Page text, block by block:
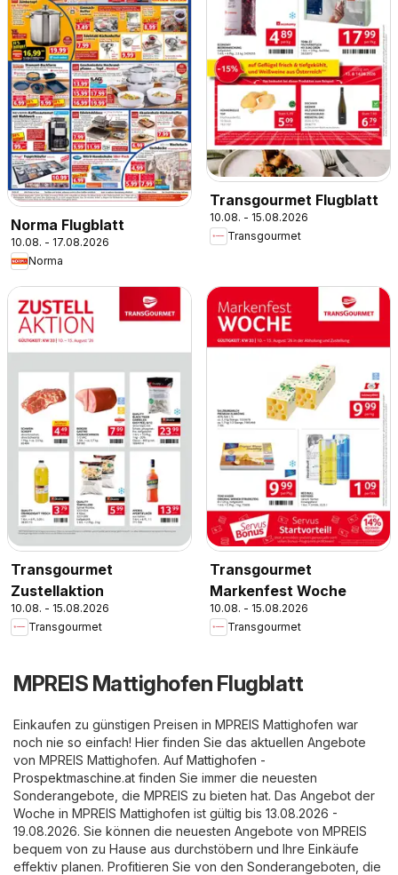
Norma Flugblatt
10.08. - 17.08.2026
Norma
Transgourmet Flugblatt
10.08. - 15.08.2026
Transgourmet
Transgourmet
Zustellaktion
10.08. - 15.08.2026
Transgourmet
Transgourmet
Markenfest Woche
10.08. - 15.08.2026
Transgourmet
MPREIS Mattighofen Flugblatt
Einkaufen zu günstigen Preisen in MPREIS Mattighofen war
noch nie so einfach! Hier finden Sie das aktuellen Angebote
von MPREIS Mattighofen. Auf Mattighofen -
Prospektmaschine.at finden Sie immer die neuesten
Sonderangebote, die MPREIS zu bieten hat. Das Angebot der
Woche in MPREIS Mattighofen ist gültig bis 13.08.2026 -
19.08.2026. Sie können die neuesten Angebote von MPREIS
bequem von zu Hause aus durchstöbern und Ihre Einkäufe
effektiv planen. Profitieren Sie von den Sonderangeboten, die